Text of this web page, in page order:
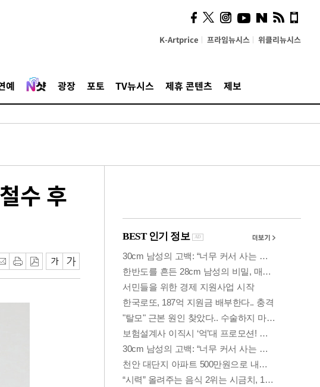
K-Artprice 프라임뉴시스 위클리뉴시스
예 광장 포토 TV뉴시스 제휴 콘텐츠 제보
수 후
시, 스마트폰 액세서리에
NFC 더했다